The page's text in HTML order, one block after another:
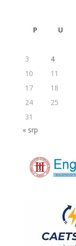
P U
3
4
10
11
17
18
24
25
31
« srp